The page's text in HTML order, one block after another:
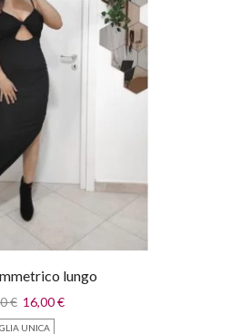
lungo
€ 16,00€
UNICA